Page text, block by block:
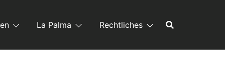
La Palma Rechtliches